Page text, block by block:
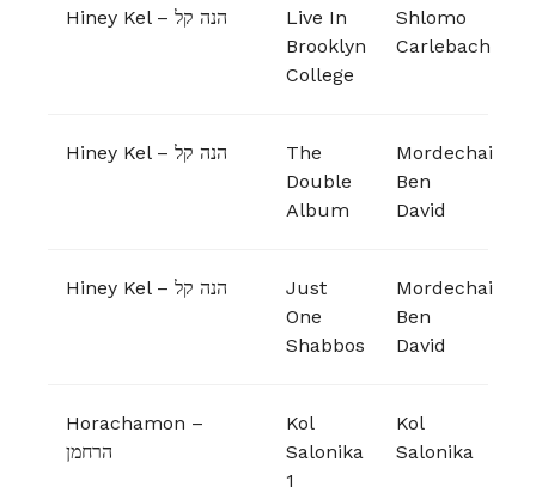
Hiney Kel – הנה קל
Live In
Brooklyn
College
Shlomo
Carlebach
Hiney Kel – הנה קל
The
Double
Album
Mordechai
Ben
David
Hiney Kel – הנה קל
Just
One
Shabbos
Mordechai
Ben
David
Horachamon –
הרחמן
Kol
Salonika
‎1
Kol
Salonika